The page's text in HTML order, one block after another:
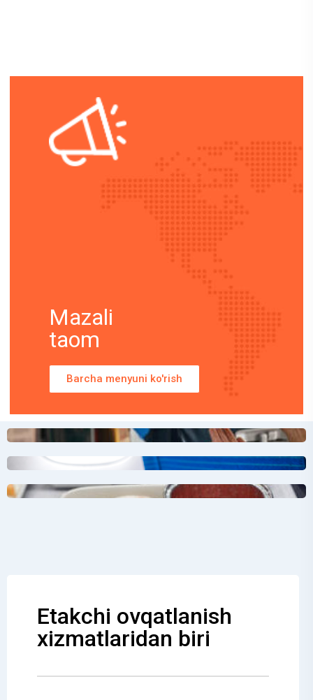
Mazali
taom
Barcha menyuni ko'rish
Etakchi ovqatlanish
xizmatlaridan biri